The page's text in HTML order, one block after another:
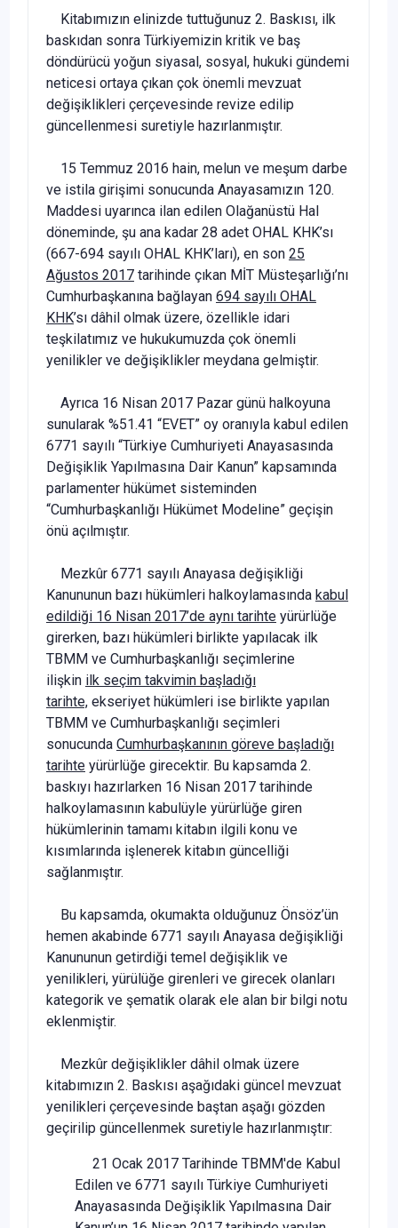
Kitabımızın elinizde tuttuğunuz 2. Baskısı, ilk
baskıdan sonra Türkiyemizin kritik ve baş
döndürücü yoğun siyasal, sosyal, hukuki gündemi
neticesi ortaya çıkan çok önemli mevzuat
değişiklikleri çerçevesinde revize edilip
güncellenmesi suretiyle hazırlanmıştır.
15 Temmuz 2016 hain, melun ve meşum darbe
ve istila girişimi sonucunda Anayasamızın 120.
Maddesi uyarınca ilan edilen Olağanüstü Hal
döneminde, şu ana kadar 28 adet OHAL KHK’sı
(667-694 sayılı OHAL KHK’ları), en son 25
Ağustos 2017 tarihinde çıkan MİT Müsteşarlığı’nı
Cumhurbaşkanına bağlayan 694 sayılı OHAL
KHK’sı dâhil olmak üzere, özellikle idari
teşkilatımız ve hukukumuzda çok önemli
yenilikler ve değişiklikler meydana gelmiştir.
Ayrıca 16 Nisan 2017 Pazar günü halkoyuna
sunularak %51.41 “EVET” oy oranıyla kabul edilen
6771 sayılı “Türkiye Cumhuriyeti Anayasasında
Değişiklik Yapılmasına Dair Kanun” kapsamında
parlamenter hükümet sisteminden
“Cumhurbaşkanlığı Hükümet Modeline” geçişin
önü açılmıştır.
Mezkûr 6771 sayılı Anayasa değişikliği
Kanununun bazı hükümleri halkoylamasında kabul
edildiği 16 Nisan 2017’de aynı tarihte yürürlüğe
girerken, bazı hükümleri birlikte yapılacak ilk
TBMM ve Cumhurbaşkanlığı seçimlerine
ilişkin ilk seçim takvimin başladığı
tarihte, ekseriyet hükümleri ise birlikte yapılan
TBMM ve Cumhurbaşkanlığı seçimleri
sonucunda Cumhurbaşkanının göreve başladığı
tarihte yürürlüğe girecektir. Bu kapsamda 2.
baskıyı hazırlarken 16 Nisan 2017 tarihinde
halkoylamasının kabulüyle yürürlüğe giren
hükümlerinin tamamı kitabın ilgili konu ve
kısımlarında işlenerek kitabın güncelliği
sağlanmıştır.
Bu kapsamda, okumakta olduğunuz Önsöz’ün
hemen akabinde 6771 sayılı Anayasa değişikliği
Kanununun getirdiği temel değişiklik ve
yenilikleri, yürülüğe girenleri ve girecek olanları
kategorik ve şematik olarak ele alan bir bilgi notu
eklenmiştir.
Mezkûr değişiklikler dâhil olmak üzere
kitabımızın 2. Baskısı aşağıdaki güncel mevzuat
yenilikleri çerçevesinde baştan aşağı gözden
geçirilip güncellenmek suretiyle hazırlanmıştır:
21 Ocak 2017 Tarihinde TBMM'de Kabul
Edilen ve 6771 sayılı Türkiye Cumhuriyeti
Anayasasında Değişiklik Yapılmasına Dair